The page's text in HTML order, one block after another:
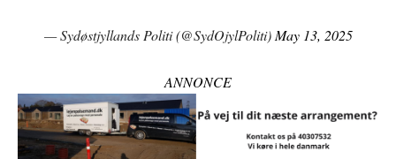
— Sydøstjyllands Politi (@SydOjylPoliti) May 13, 2025
ANNONCE